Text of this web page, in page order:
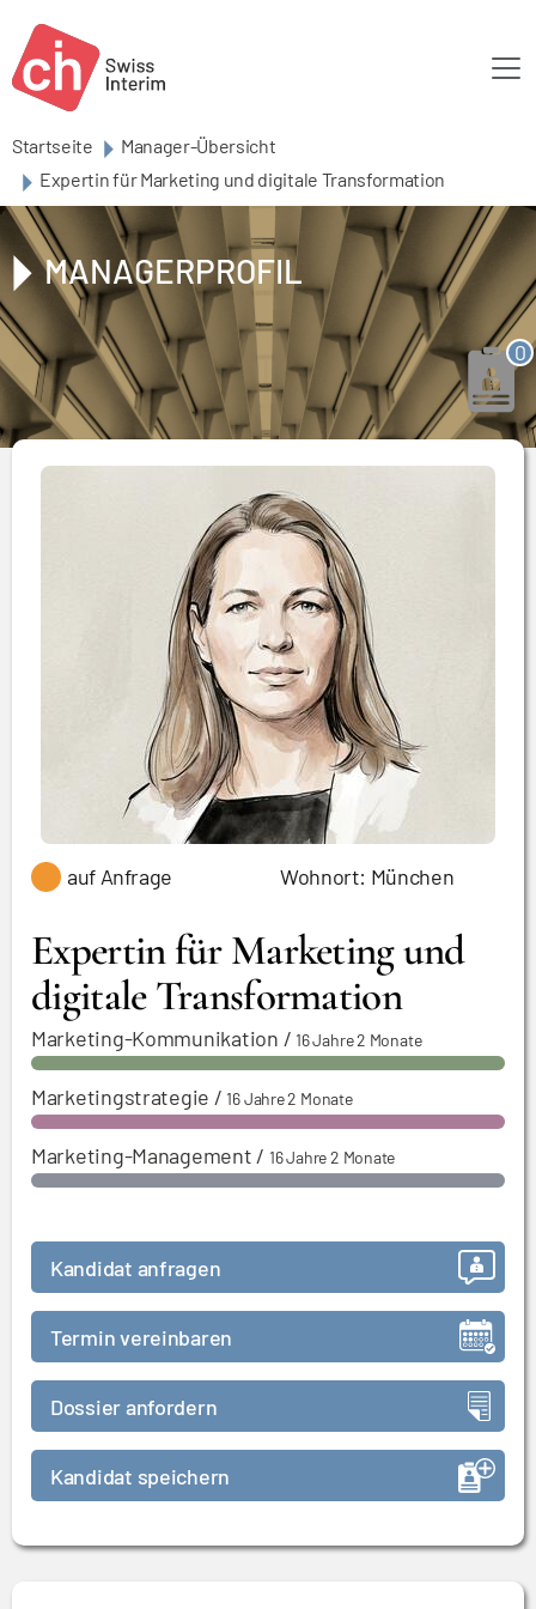
Startseite
Manager-Übersicht
Expertin für Marketing und digitale Transformation
MANAGERPROFIL
0
auf Anfrage Wohnort: München
Expertin für Marketing und
digitale Transformation
Marketing-Kommunikation / 16 Jahre 2 Monate
Marketingstrategie /16 Jahre 2 Monate
Marketing-Management / 16 Jahre 2 Monate
Kandidat anfragen
Termin vereinbaren
Dossier anfordern
Kandidat speichern